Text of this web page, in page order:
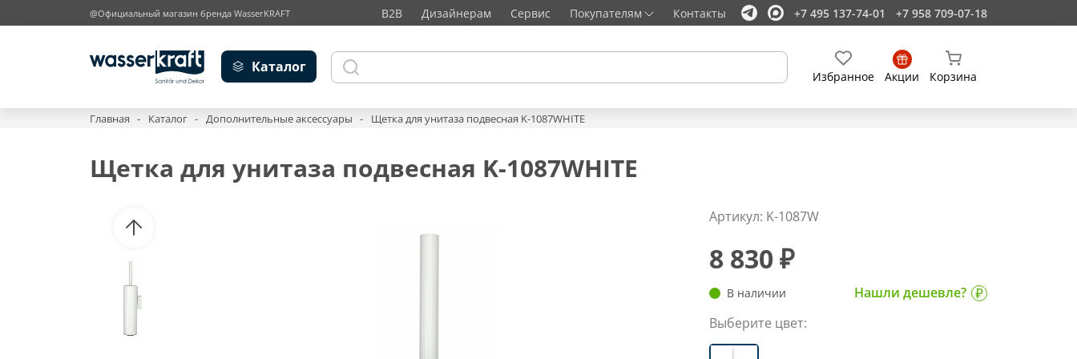
@Официальный магазин бренда WasserKRAFT B2B Дизайнерам Сервис Покупателям Контакты +7 495 137-74-01 +7 958 709-07-18
Каталог
Избранное Акции Корзина
Главная Каталог Дополнительные аксессуары Щетка для унитаза подвесная K-1087WHITE
Щетка для унитаза подвесная K-1087WHITE
Артикул: K-1087W
8 830 ₽
В наличии
Нашли дешевле?
Выберите цвет: